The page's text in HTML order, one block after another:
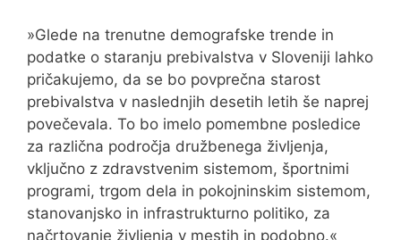
»Glede na trenutne demografske trende in
podatke o staranju prebivalstva v Sloveniji lahko
pričakujemo, da se bo povprečna starost
prebivalstva v naslednjih desetih letih še naprej
povečevala. To bo imelo pomembne posledice
za različna področja družbenega življenja,
vključno z zdravstvenim sistemom, športnimi
programi, trgom dela in pokojninskim sistemom,
stanovanjsko in infrastrukturno politiko, za
načrtovanje življenja v mestih in podobno.«